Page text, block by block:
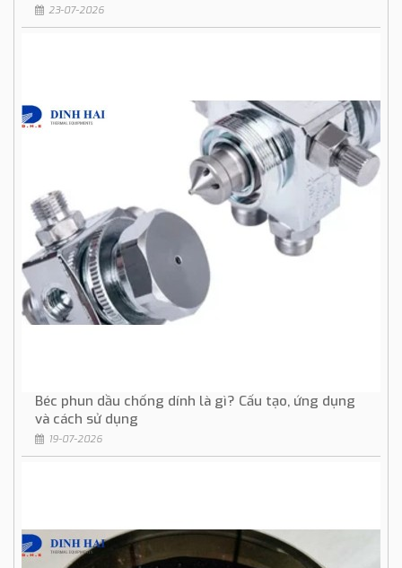
23-07-2026
Béc phun dầu chống dính là gì? Cấu tạo, ứng dụng
và cách sử dụng
19-07-2026